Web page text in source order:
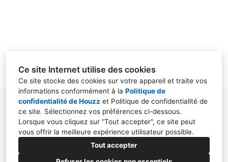
Ce site Internet utilise des cookies
Ce site stocke des cookies sur votre appareil et traite vos
informations conformément à la Politique de
confidentialité de Houzz et Politique de confidentialité de
ce site. Sélectionnez vos préférences ci-dessous.
Lorsque vous cliquez sur "Tout accepter", ce site peut
vous offrir la meilleure expérience utilisateur possible.
Tout accepter
Etrigny, 71240, Etrigny
+33 6 45 99 01 17
studiostephanieperruchot@gmail.com